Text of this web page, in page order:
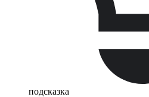
подсказка